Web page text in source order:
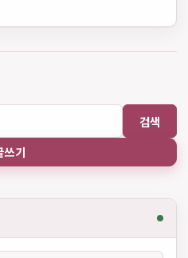
검색
쓰기